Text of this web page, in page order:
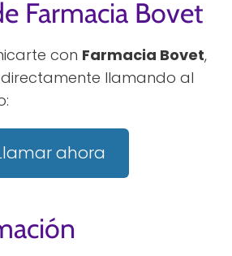
Farmacia Bovet
con Farmacia Bovet,
llamando al
ahora